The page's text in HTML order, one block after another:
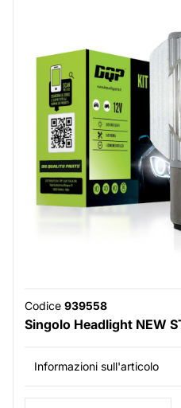
Codice 939558
Singolo Headlight NEW
Informazioni sull'articolo